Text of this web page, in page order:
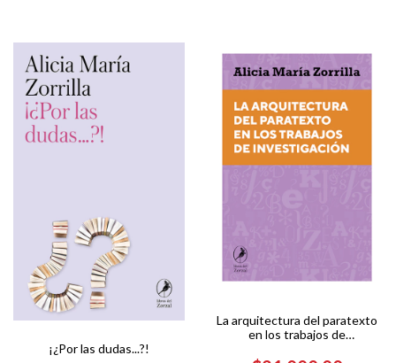
¡¿Por las dudas...?!
La arquitectura del paratexto
en los trabajos de